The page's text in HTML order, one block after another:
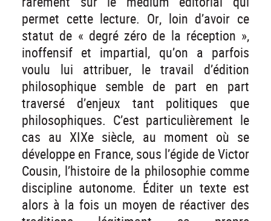
permet cette lecture. Or, loin d’avoir ce
statut de « degré zéro de la réception »,
inoffensif et impartial, qu’on a parfois
voulu lui attribuer, le travail d’édition
philosophique semble de part en part
traversé d’enjeux tant politiques que
philosophiques. C’est particulièrement le
cas au XIXe siècle, au moment où se
développe en France, sous l’égide de Victor
Cousin, l’histoire de la philosophie comme
discipline autonome. Éditer un texte est
alors à la fois un moyen de réactiver des